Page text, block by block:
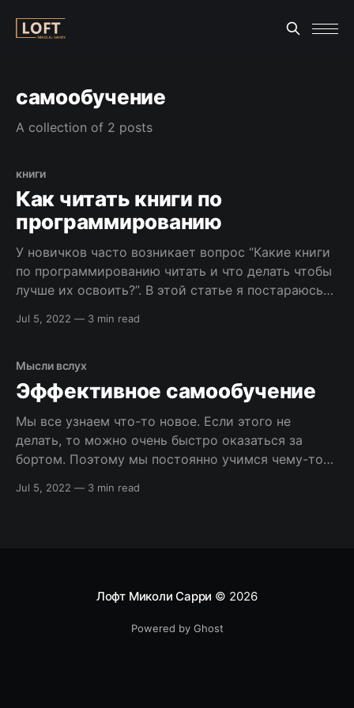
самообучение
A collection of 2 posts
книги
Как читать книги по
программированию
У новичков часто возникает вопрос “Какие книги
по программированию читать и что делать чтобы
лучше их освоить?”. В этой статье я постараюсь
дать совет как выбрать книгу в соответствии с
по программированию? Данный вопрос
становится все более актуальным
Jul 5, 2022 — 3 min read
Мысли вслух
Эффективное самообучение
Мы все узнаем что-то новое. Если этого не
делать, то можно очень быстро оказаться за
бортом. Поэтому мы постоянно учимся чему-то
самообучением и возводя на нем замок наших
Jul 5, 2022 — 3 min read
Лофт Миколи Сарри © 2026
Powered by Ghost